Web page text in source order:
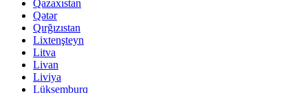
Qazaxıstan
Qətər
Qırğızıstan
Lixtenşteyn
Litva
Livan
Liviya
Lüksemburq